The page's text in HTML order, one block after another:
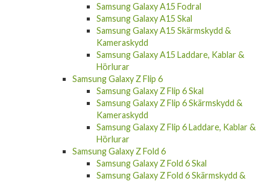
Samsung Galaxy A15 Fodral
Samsung Galaxy A15 Skal
Samsung Galaxy A15 Skärmskydd &
Kameraskydd
Samsung Galaxy A15 Laddare, Kablar &
Hörlurar
Samsung Galaxy Z Flip 6
Samsung Galaxy Z Flip 6 Skal
Samsung Galaxy Z Flip 6 Skärmskydd &
Kameraskydd
Samsung Galaxy Z Flip 6 Laddare, Kablar &
Hörlurar
Samsung Galaxy Z Fold 6
Samsung Galaxy Z Fold 6 Skal
Samsung Galaxy Z Fold 6 Skärmskydd &